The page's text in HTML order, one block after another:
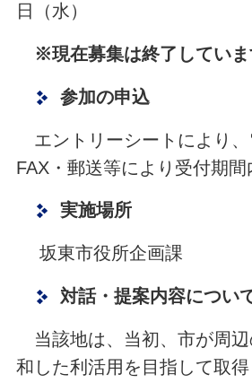
日（水）
※現在募集は終了していま
参加の申込
エントリーシートにより、
FAX・郵送等により受付期間
実施場所
坂東市役所企画課
対話・提案内容につい
当該地は、当初、市が周辺
和した利活用を目指して取